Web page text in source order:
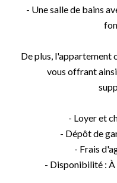
- Une salle de bains
De plus, l'appartement
vous offrant
- Loyer et
- Dépôt de
- Frais
- Disponibilité :